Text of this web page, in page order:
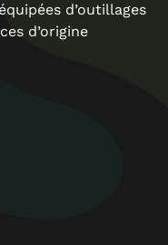
d’outillages
d’origine